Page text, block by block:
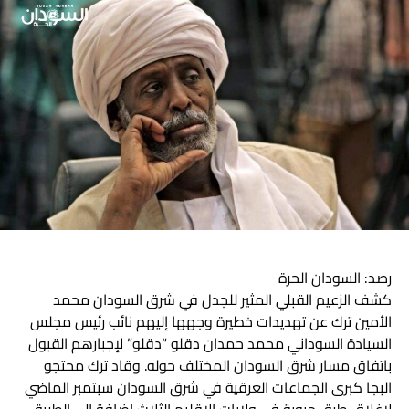
النهاية”.
أما عن النزاع مع إثيوبيا فقال: “نسعى إلى الحصول على حقوقنا
في الحدود مع إثيوبيا.. سنحصل على أراضينا من إثيوبيا بالتفاوض
وليس بالحل العسكري”. كما أكد البرهان أن “السودان لا يدعم
جبهة تحرير تيغراي في إثيوبيا”.
وأخيراً رأى البرهان أن “شرق السودان لديه قضية ونعمل على
حلها”، كما قال إن “مفاوضات السلام متوقفة” معرباً عن أمله
باستكمالها.
التالي
فض ندوة جماهيرية معارضة وواشنطن تؤكد وقوفها إلى
جانب الشعب
لا تفوت
هكذا كان رد فرع البنك وحكومه دبي بشأن الفيديو المسرب
رصد: السودان الحرة
كشف الزعيم القبلي المثير للجدل في شرق السودان محمد
الأمين ترك عن تهديدات خطيرة وجهها إليهم نائب رئيس مجلس
السيادة السوداني محمد حمدان دقلو “دقلو” لإجبارهم القبول
باتفاق مسار شرق السودان المختلف حوله. وقاد ترك محتجو
البجا كبرى الجماعات العرقية في شرق السودان سبتمبر الماضي